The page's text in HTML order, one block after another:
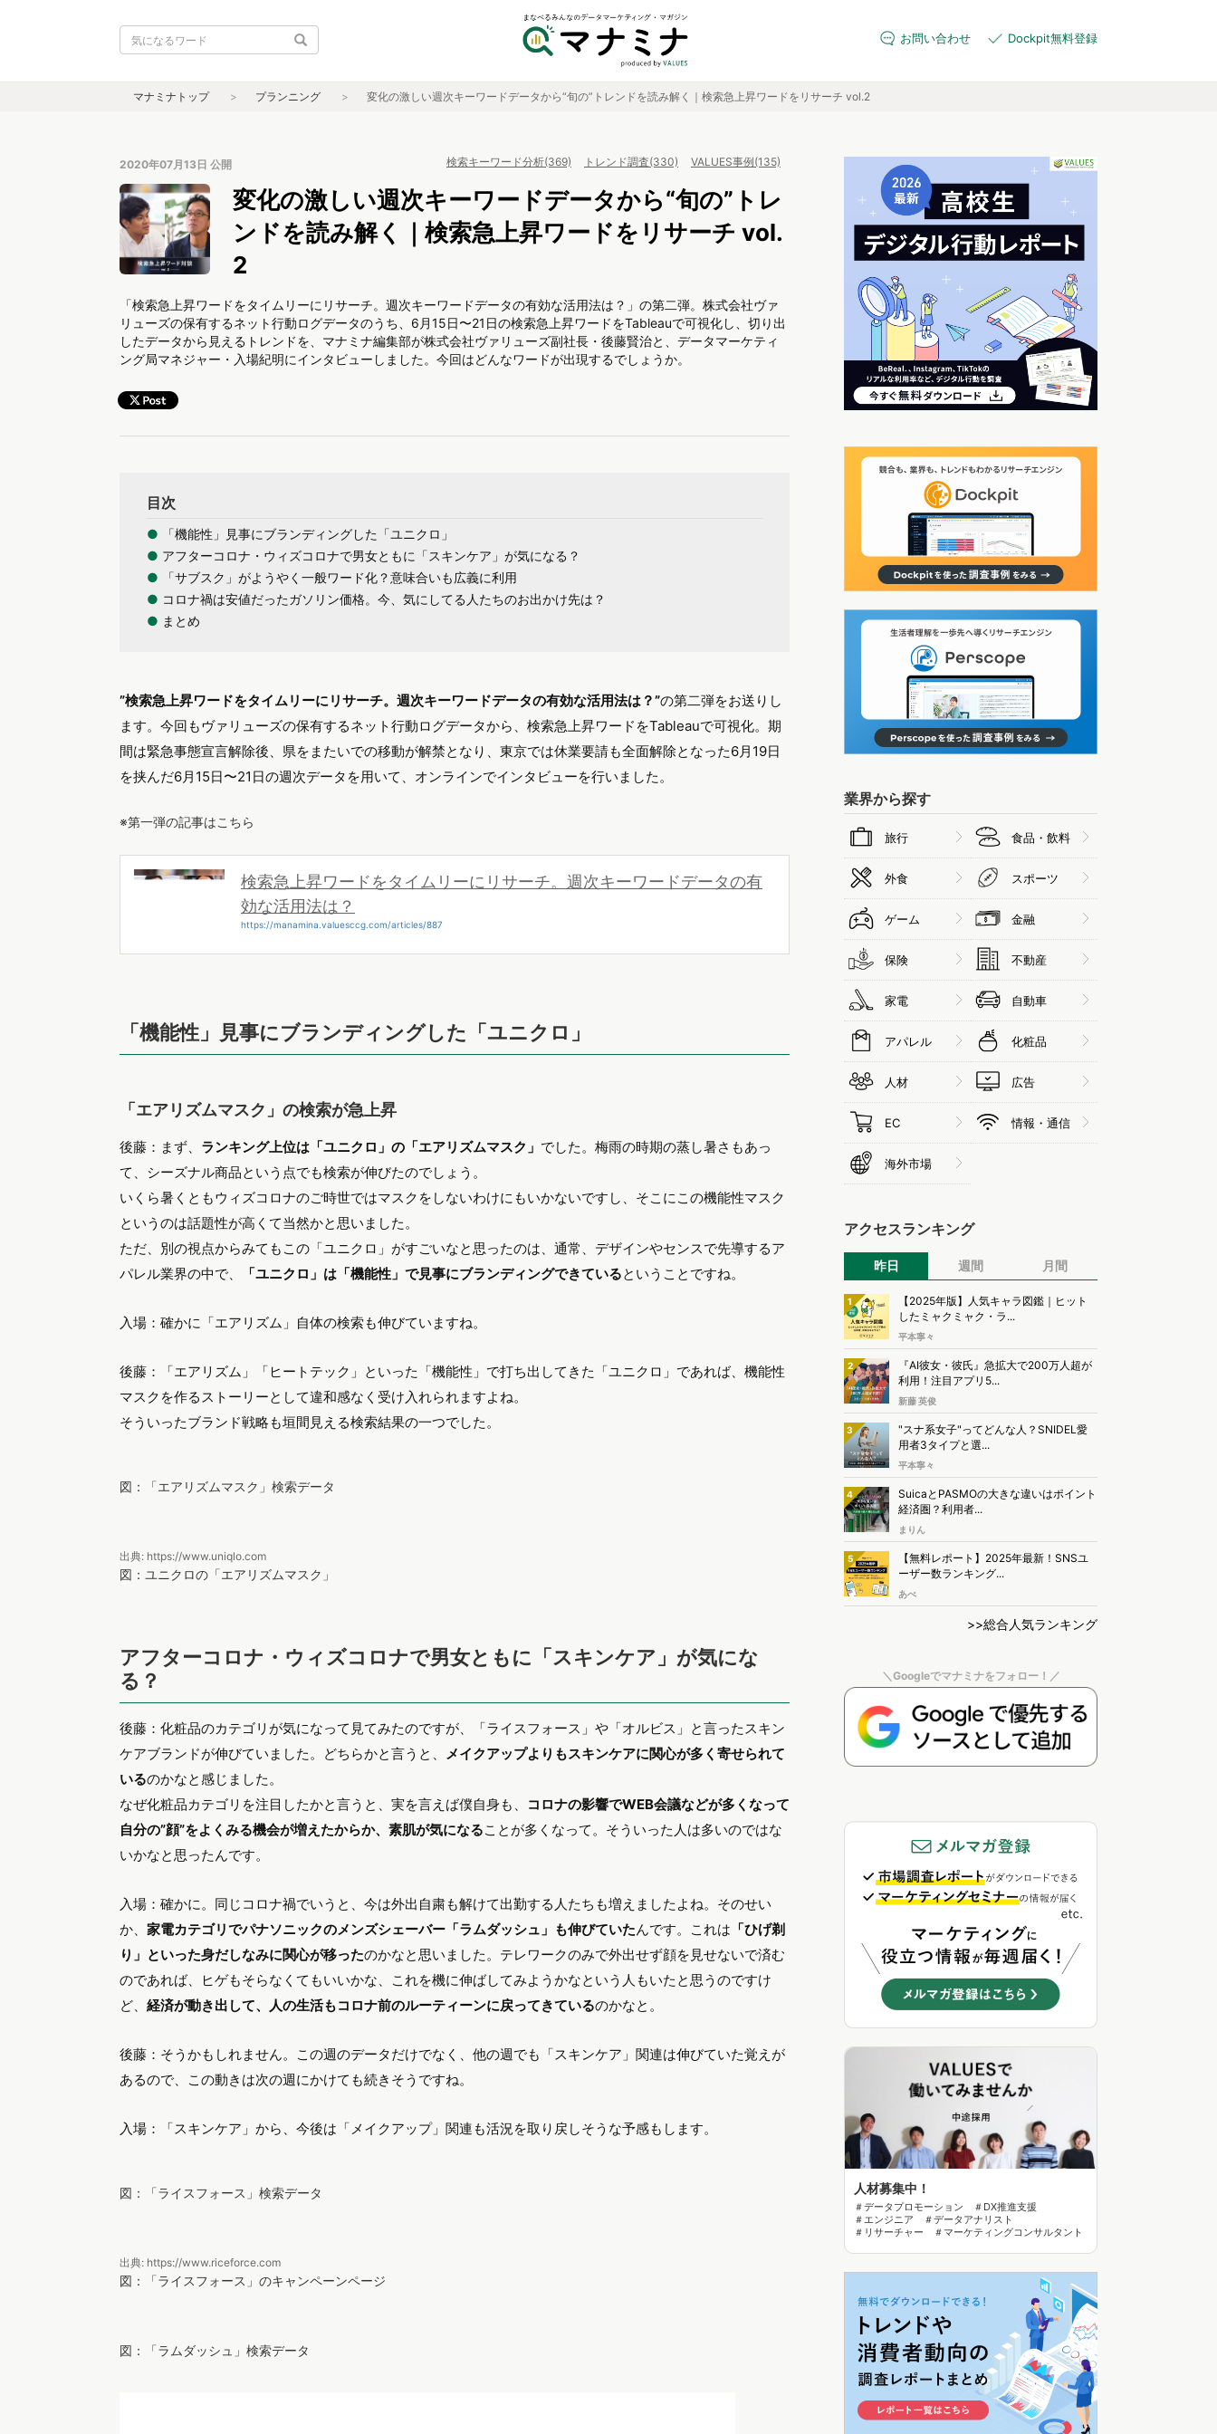
お問い合わせ Dockpit無料登録
マナミナトップ プランニング 変化の激しい週次キーワードデータから“旬の”トレンドを読み解く｜検索急上昇ワードをリサーチ vol.2
2020年07月13日 公開 検索キーワード分析(369) トレンド調査(330) VALUES事例(135)
変化の激しい週次キーワードデータから“旬の”トレ
ンドを読み解く｜検索急上昇ワードをリサーチ vol.
2
「検索急上昇ワードをタイムリーにリサーチ。週次キーワードデータの有効な活用法は？」の第二弾。株式会社ヴァ
リューズの保有するネット行動ログデータのうち、6月15日〜21日の検索急上昇ワードをTableauで可視化し、切り出
したデータから見えるトレンドを、マナミナ編集部が株式会社ヴァリューズ副社長・後藤賢治と、データマーケティ
ング局マネジャー・入場紀明にインタビューしました。今回はどんなワードが出現するでしょうか。
目次
● 「機能性」見事にブランディングした「ユニクロ」
● アフターコロナ・ウィズコロナで男女ともに「スキンケア」が気になる？
● 「サブスク」がようやく一般ワード化？意味合いも広義に利用
● コロナ禍は安値だったガソリン価格。今、気にしてる人たちのお出かけ先は？
● まとめ
”検索急上昇ワードをタイムリーにリサーチ。週次キーワードデータの有効な活用法は？”の第二弾をお送りし
ます。今回もヴァリューズの保有するネット行動ログデータから、検索急上昇ワードをTableauで可視化。期
間は緊急事態宣言解除後、県をまたいでの移動が解禁となり、東京では休業要請も全面解除となった6月19日
を挟んだ6月15日〜21日の週次データを用いて、オンラインでインタビューを行いました。
※第一弾の記事はこちら
検索急上昇ワードをタイムリーにリサーチ。週次キーワードデータの有
効な活用法は？
https://manamina.valuesccg.com/articles/887
「機能性」見事にブランディングした「ユニクロ」
「エアリズムマスク」の検索が急上昇
後藤：まず、 ランキング上位は「ユニクロ」の「エアリズムマスク」 でした。梅雨の時期の蒸し暑さもあっ
て、シーズナル商品という点でも検索が伸びたのでしょう。
いくら暑くともウィズコロナのご時世ではマスクをしないわけにもいかないですし、そこにこの機能性マスク
というのは話題性が高くて当然かと思いました。
ただ、別の視点からみてもこの「ユニクロ」がすごいなと思ったのは、通常、デザインやセンスで先導するア
パレル業界の中で、
「ユニクロ」は「機能性」で見事にブランディングできているということですね。
入場：確かに「エアリズム」自体の検索も伸びていますね。
後藤：「エアリズム」「ヒートテック」といった「機能性」で打ち出してきた「ユニクロ」であれば、機能性
マスクを作るストーリーとして違和感なく受け入れられますよね。
そういったブランド戦略も垣間見える検索結果の一つでした。
出典: https://www.uniqlo.com
図：ユニクロの「エアリズムマスク」
業界から探す
旅行 食品・飲料
外食 スポーツ
ゲーム 金融
保険 不動産
家電 自動車
アパレル 化粧品
人材 広告
EC 情報・通信
海外市場
アクセスランキング
昨日 週間 月間
1
【2025年版】人気キャラ図鑑｜ヒット
したミャクミャク・ラ...
平本寧々
2
『AI彼女・彼氏』急拡大で200万人超が
利用！注目アプリ5...
新藤 英俊
3
"スナ系女子"ってどんな人？SNIDEL愛
用者3タイプと選...
平本寧々
4
SuicaとPASMOの大きな違いはポイント
経済圏？利用者...
まりん
5
【無料レポート】2025年最新！SNSユ
ーザー数ランキング...
あべ
>>総合人気ランキング
＼Googleでマナミナをフォロー！／
人材募集中！
＃データプロモーション ＃DX推進支援
＃エンジニア ＃データアナリスト
＃リサーチャー ＃マーケティングコンサルタント